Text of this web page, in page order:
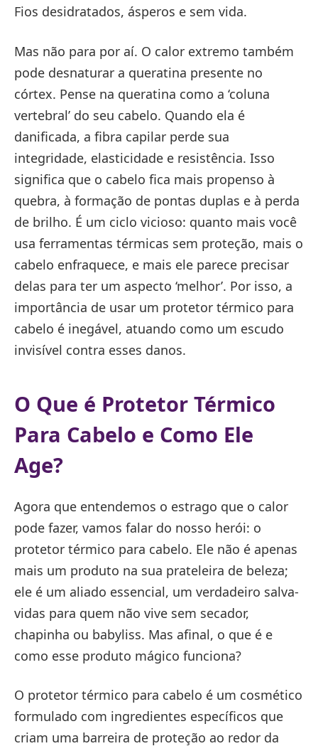
Fios desidratados, ásperos e sem vida.
Mas não para por aí. O calor extremo também
pode desnaturar a queratina presente no
córtex. Pense na queratina como a ‘coluna
vertebral’ do seu cabelo. Quando ela é
danificada, a fibra capilar perde sua
integridade, elasticidade e resistência. Isso
significa que o cabelo fica mais propenso à
quebra, à formação de pontas duplas e à perda
de brilho. É um ciclo vicioso: quanto mais você
usa ferramentas térmicas sem proteção, mais o
cabelo enfraquece, e mais ele parece precisar
delas para ter um aspecto ‘melhor’. Por isso, a
importância de usar um protetor térmico para
cabelo é inegável, atuando como um escudo
invisível contra esses danos.
O Que é Protetor Térmico
Para Cabelo e Como Ele
Age?
Agora que entendemos o estrago que o calor
pode fazer, vamos falar do nosso herói: o
protetor térmico para cabelo. Ele não é apenas
mais um produto na sua prateleira de beleza;
ele é um aliado essencial, um verdadeiro salva-
vidas para quem não vive sem secador,
chapinha ou babyliss. Mas afinal, o que é e
como esse produto mágico funciona?
O protetor térmico para cabelo é um cosmético
formulado com ingredientes específicos que
criam uma barreira de proteção ao redor da